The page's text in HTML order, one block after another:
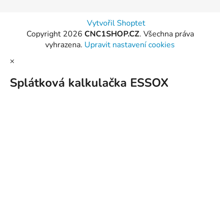
Vytvořil Shoptet
Copyright 2026 CNC1SHOP.CZ. Všechna práva
vyhrazena. Upravit nastavení cookies
×
Splátková kalkulačka ESSOX